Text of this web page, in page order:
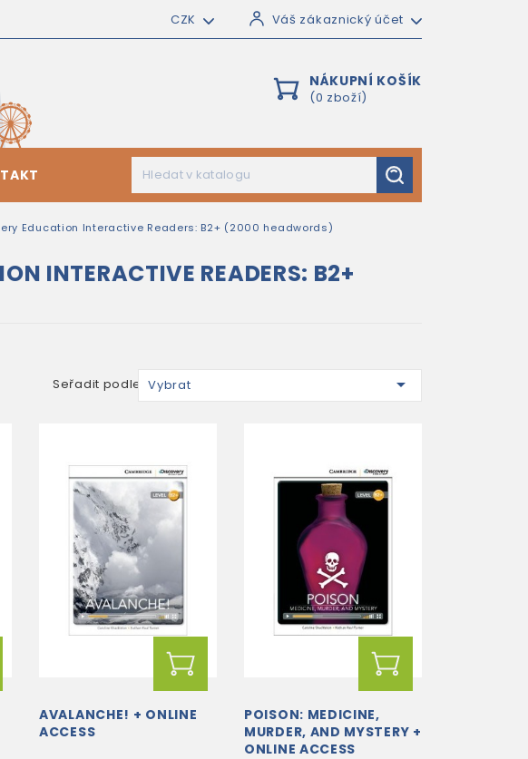
CZK Váš zákaznický účet
NÁKUPNÍ KOŠÍK
(0 zboží)
Education Interactive Readers: B2+ (2000 headwords)
INTERACTIVE READERS: B2+
Seřadit podle: Vybrat 
AVALANCHE! + ONLINE
ACCESS
POISON: MEDICINE,
MURDER, AND MYSTERY +
ONLINE ACCESS